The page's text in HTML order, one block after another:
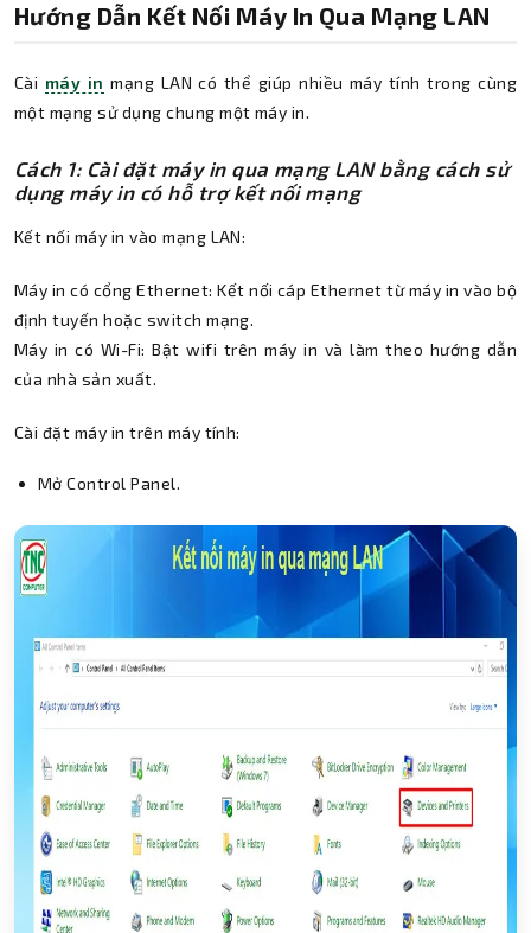
Hướng Dẫn Kết Nối Máy In Qua Mạng LAN
Cài máy in mạng LAN có thể giúp nhiều máy tính trong cùng
một mạng sử dụng chung một máy in.
Cách 1: Cài đặt máy in qua mạng LAN bằng cách sử
dụng máy in có hỗ trợ kết nối mạng
Kết nối máy in vào mạng LAN:
Máy in có cổng Ethernet: Kết nối cáp Ethernet từ máy in vào bộ
định tuyến hoặc switch mạng.
Máy in có Wi-Fi: Bật wifi trên máy in và làm theo hướng dẫn
của nhà sản xuất.
Cài đặt máy in trên máy tính:
Mở Control Panel.